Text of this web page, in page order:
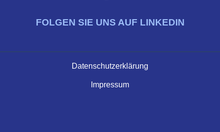
FOLGEN SIE UNS AUF LINKEDIN
Datenschutzerklärung
Impressum